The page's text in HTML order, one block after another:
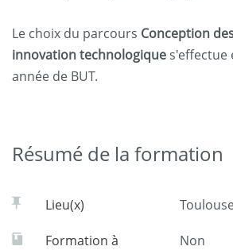
Le choix du parcours Conception
innovation technologiques'effectue
année de BUT.
Résumé de la formation
Lieu(x)
Formation à
Non